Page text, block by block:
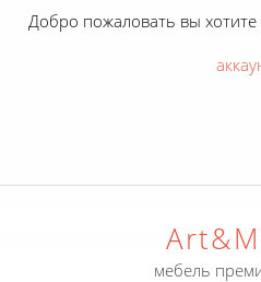
Добро пожаловать вы хотите
мебель